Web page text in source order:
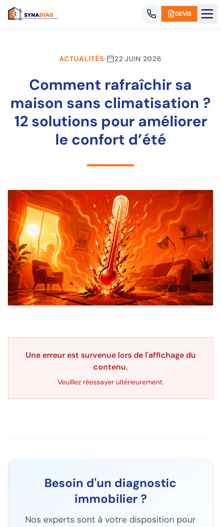
DEVIS
Retour aux actualités
ACTUALITÉS• 22 JUIN 2026
Comment rafraîchir sa
maison sans climatisation ?
12 solutions pour améliorer
le confort d’été
Une erreur est survenue lors de l'affichage du
contenu.
Veuillez réessayer ultérieurement.
Besoin d'un diagnostic
immobilier ?
Nos experts sont à votre disposition pour
Panneau de gestion des cookies